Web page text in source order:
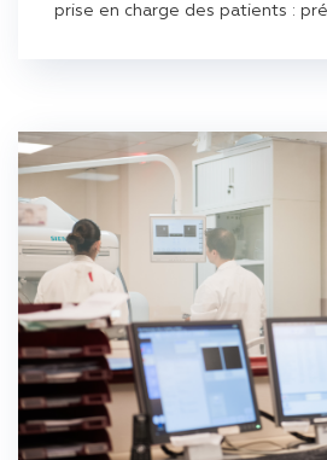
prise en charge des patients :